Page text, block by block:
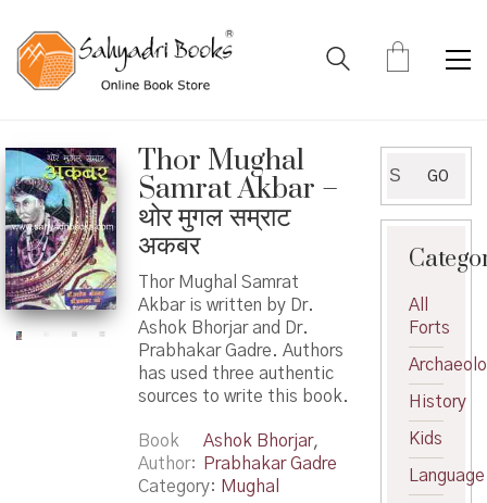
Thor Mughal
Samrat Akbar –
थोर मुगल सम्राट
अकबर
Thor Mughal Samrat
Akbar is written by Dr.
Ashok Bhorjar and Dr.
Prabhakar Gadre. Authors
has used three authentic
sources to write this book.
Book
Author
Ashok Bhorjar,
Prabhakar Gadre
Category: Mughal
for:
GO
All
Forts
History
Kids
Language